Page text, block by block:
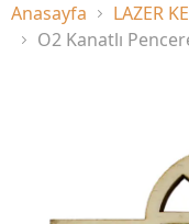
Anasayfa LAZER
O2 Kanatlı